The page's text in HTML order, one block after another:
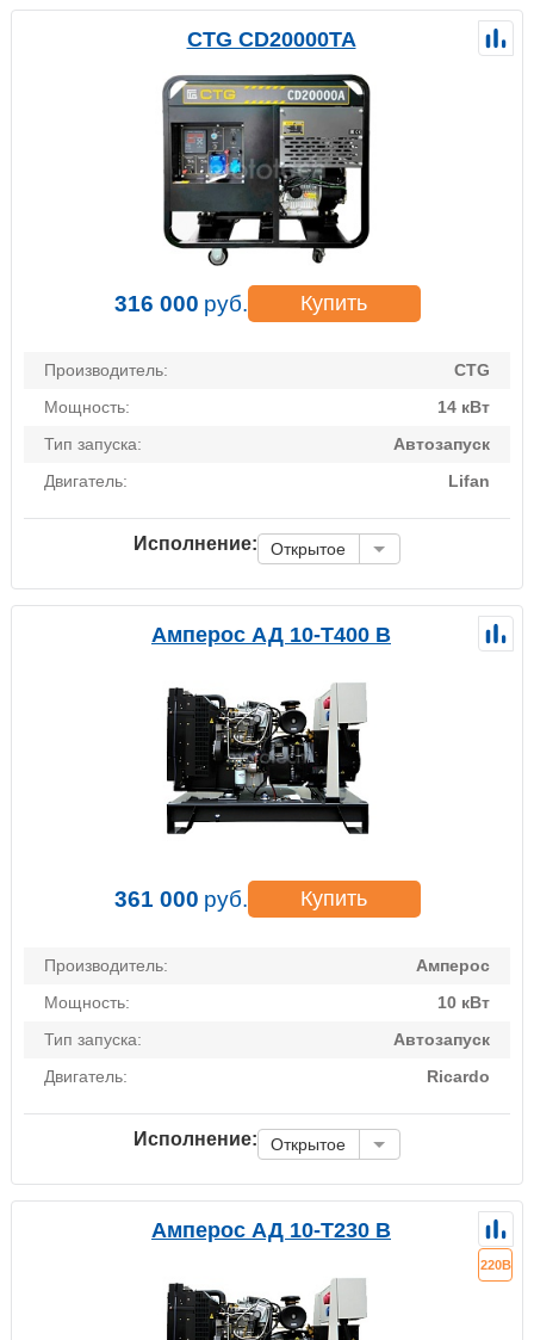
CTG CD20000TA
316 000 руб. Купить
Производитель:
CTG
Мощность:
14 кВт
Тип запуска:
Автозапуск
Двигатель:
Lifan
Исполнение: Открытое
Амперос АД 10-Т400 B
361 000 руб. Купить
Производитель:
Амперос
Мощность:
10 кВт
Тип запуска:
Автозапуск
Двигатель:
Ricardo
Исполнение: Открытое
Амперос АД 10-Т230 B
220В